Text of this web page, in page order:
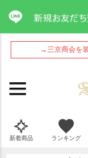
→三京商会を
新着商品 ランキング